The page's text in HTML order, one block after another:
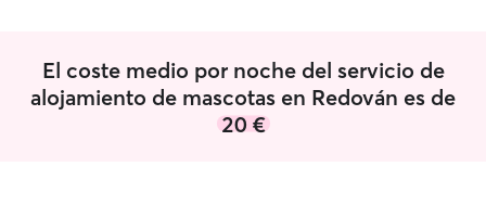
El coste medio por noche del servicio de
alojamiento de mascotas en Redován es de
20 €